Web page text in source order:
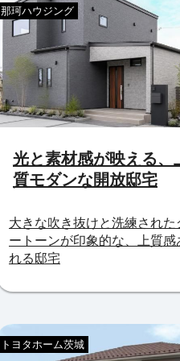
光と素材感が映える、
質モダンな開放邸宅
那珂ハウジング
大きな吹き抜けと洗練された
ートーンが印象的な、上質感
れる邸宅
トヨタホーム茨城